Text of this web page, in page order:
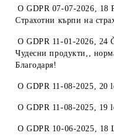
OGDPR 07-07-2026, 18
Страхотни кърпи на
OGDPR 11-01-2026, 24
Чудесни продукти,,
Благодаря!
OGDPR 11-08-2025, 20
OGDPR 11-08-2025, 19
OGDPR 10-06-2025, 18